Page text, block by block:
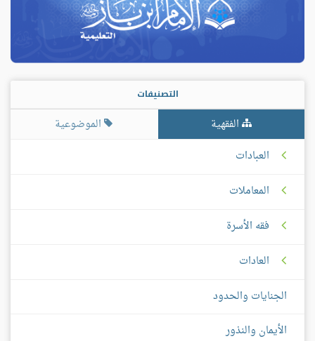
التصنيفات
الفقهية
الموضوعية
العبادات
المعاملات
فقه الأسرة
العادات
الجنايات والحدود
الأيمان والنذور